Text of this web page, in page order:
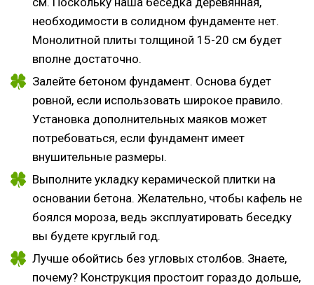
необходимости в солидном фундаменте нет.
Монолитной плиты толщиной 15-20 см будет
вполне достаточно.
Залейте бетоном фундамент. Основа будет
ровной, если использовать широкое правило.
Установка дополнительных маяков может
потребоваться, если фундамент имеет
внушительные размеры.
Выполните укладку керамической плитки на
основании бетона. Желательно, чтобы кафель не
боялся мороза, ведь эксплуатировать беседку
вы будете круглый год.
Лучше обойтись без угловых столбов. Знаете,
почему? Конструкция простоит гораздо дольше,